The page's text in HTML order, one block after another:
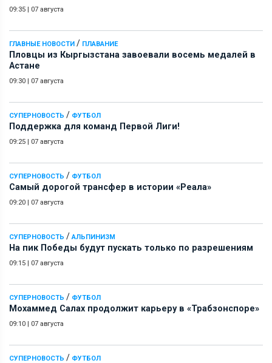
09:35 | 07 августа
ГЛАВНЫЕ НОВОСТИ / ПЛАВАНИЕ
Пловцы из Кыргызстана завоевали восемь медалей в
Астане
09:30 | 07 августа
СУПЕРНОВОСТЬ / ФУТБОЛ
Поддержка для команд Первой Лиги!
09:25 | 07 августа
СУПЕРНОВОСТЬ / ФУТБОЛ
Самый дорогой трансфер в истории «Реала»
09:20 | 07 августа
СУПЕРНОВОСТЬ / АЛЬПИНИЗМ
На пик Победы будут пускать только по разрешениям
09:15 | 07 августа
СУПЕРНОВОСТЬ / ФУТБОЛ
Мохаммед Салах продолжит карьеру в «Трабзонспоре»
09:10 | 07 августа
СУПЕРНОВОСТЬ / ФУТБОЛ